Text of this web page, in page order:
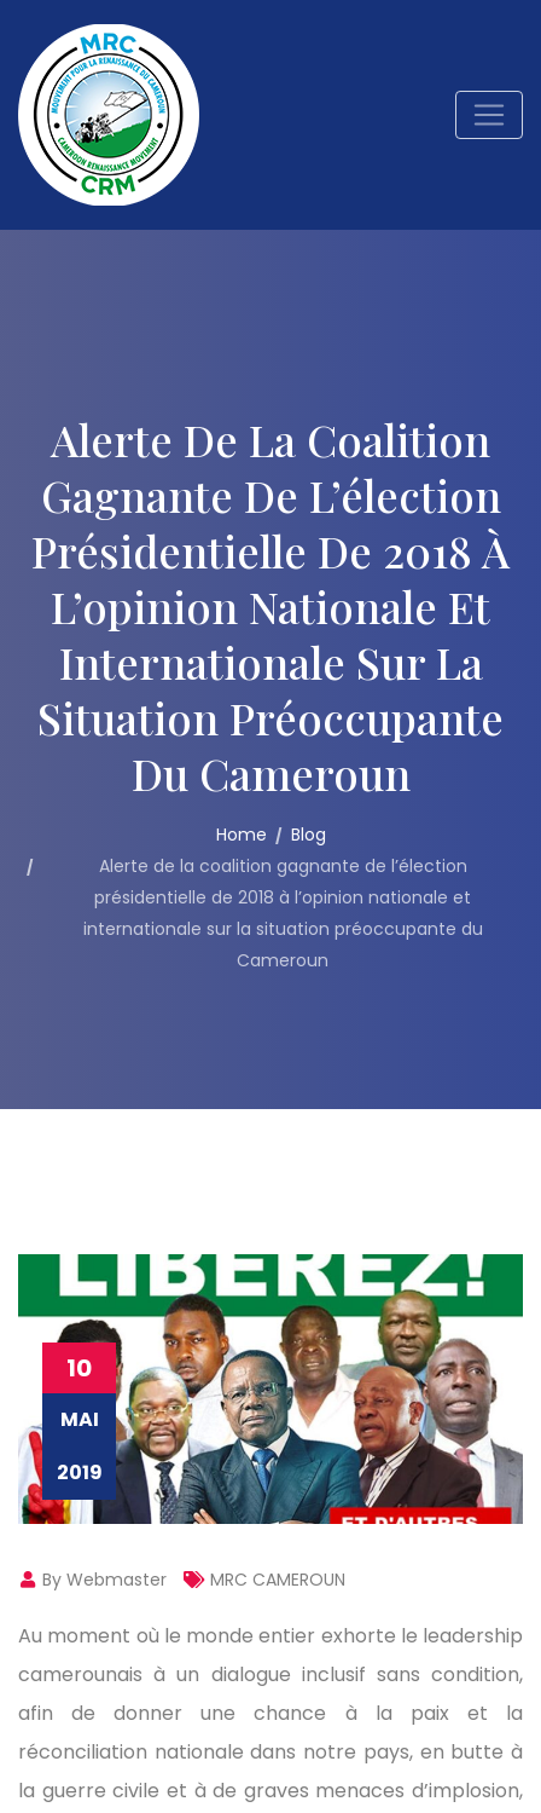
Alerte De La Coalition
Gagnante De L’élection
Présidentielle De 2018 À
L’opinion Nationale Et
Internationale Sur La
Situation Préoccupante
Du Cameroun
Home
Blog
Alerte de la coalition gagnante de l’élection
présidentielle de 2018 à l’opinion nationale et
internationale sur la situation préoccupante du
Cameroun
10
MAI
2019
By Webmaster MRC CAMEROUN
Au moment où le monde entier exhorte le leadership
camerounais à un dialogue inclusif sans condition,
afin de donner une chance à la paix et la
réconciliation nationale dans notre pays, en butte à
la guerre civile et à de graves menaces d’implosion,